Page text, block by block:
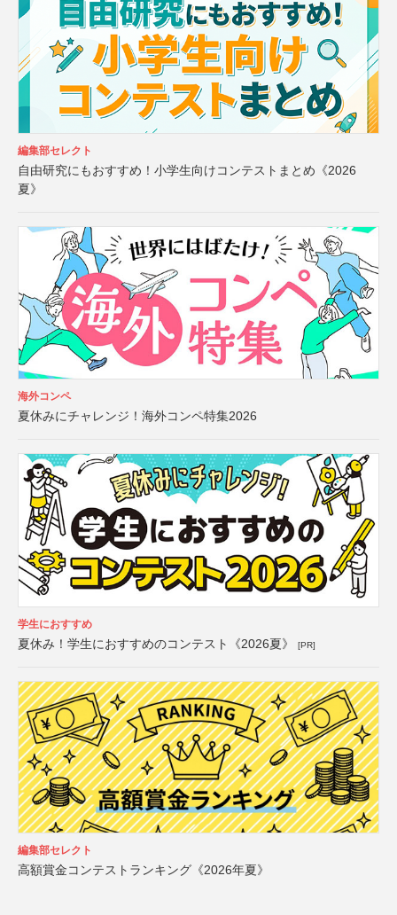
編集部セレクト
自由研究にもおすすめ！小学生向けコンテストまとめ《2026
夏》
海外コンペ
夏休みにチャレンジ！海外コンペ特集2026
学生におすすめ
夏休み！学生におすすめのコンテスト《2026夏》 [PR]
編集部セレクト
高額賞金コンテストランキング《2026年夏》